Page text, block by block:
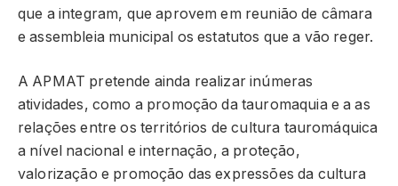
que a integram, que aprovem em reunião de câmara
e assembleia municipal os estatutos que a vão reger.
A APMAT pretende ainda realizar inúmeras
atividades, como a promoção da tauromaquia e a as
relações entre os territórios de cultura tauromáquica
a nível nacional e internação, a proteção,
valorização e promoção das expressões da cultura